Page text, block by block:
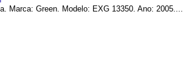
Marca: Green. Modelo: EXG 13350. Ano: 2005....